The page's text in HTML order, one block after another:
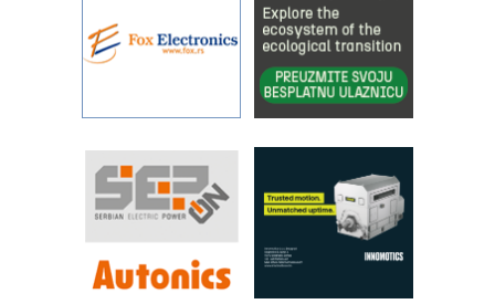
YAMADA pumpe – japanska
pouzdanost u transferu fluida
Filtration Group Industrial – Napredna
rešenja za filtraciju u hidrauličkim i
RILINEX kompanije Rittal
FANUC: Najbolje za vašu pametnu
automatizaciju
Efikasno upravljanje energijom
Automatizacija pakovanja · Display